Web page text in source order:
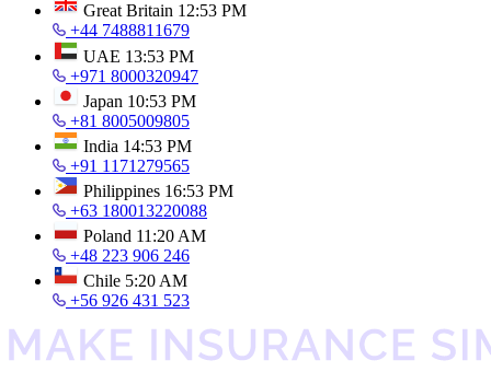
Great Britain 12:53 PM
+44 7488811679
UAE 13:53 PM
+971 8000320947
Japan 10:53 PM
+81 8005009805
India 14:53 PM
+91 1171279565
Philippines 16:53 PM
+63 180013220088
Poland 11:20 AM
+48 223 906 246
Chile 5:20 AM
+56 926 431 523